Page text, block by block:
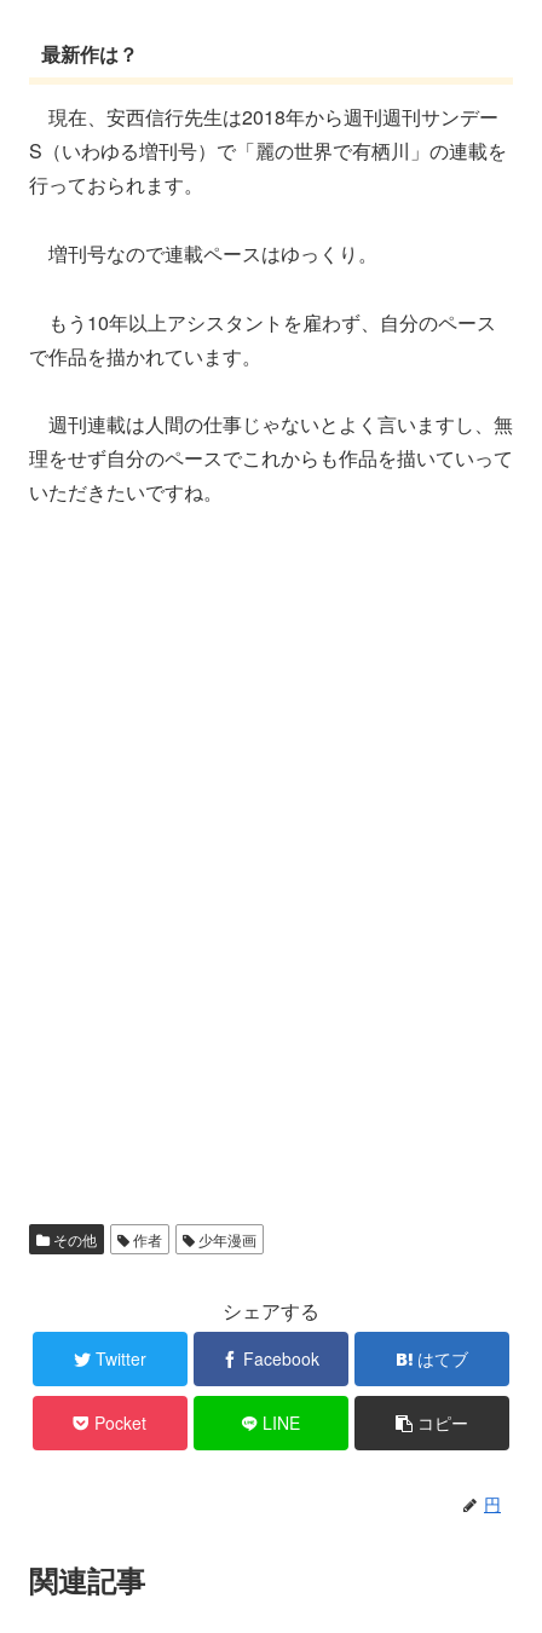
最新作は？
現在、安西信行先生は2018年から週刊週刊サンデー
S（いわゆる増刊号）で「麗の世界で有栖川」の連載を
行っておられます。
増刊号なので連載ペースはゆっくり。
もう10年以上アシスタントを雇わず、自分のペース
で作品を描かれています。
週刊連載は人間の仕事じゃないとよく言いますし、無
理をせず自分のペースでこれからも作品を描いていって
いただきたいですね。
その他 作者 少年漫画
シェアする
Twitter Facebook はてブ
Pocket LINE コピー
円
関連記事